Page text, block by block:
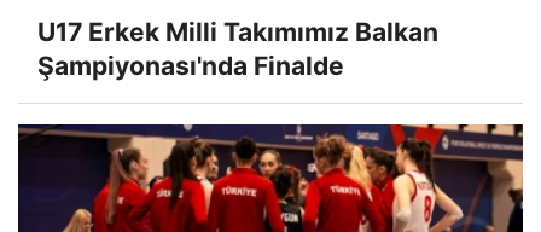
U17 Erkek Milli Takımımız Balkan
Şampiyonası'nda Finalde